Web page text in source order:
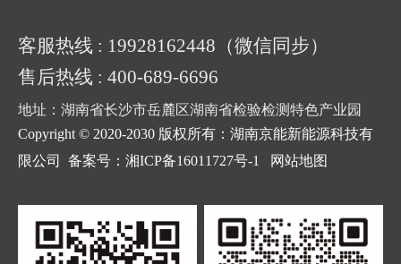
客服热线 : 19928162448（微信同步）
售后热线 : 400-689-6696
地址：湖南省长沙市岳麓区湖南省检验检测特色产业园
Copyright © 2020-2030 版权所有：湖南京能新能源科技有
限公司 备案号：湘ICP备16011727号-1 网站地图